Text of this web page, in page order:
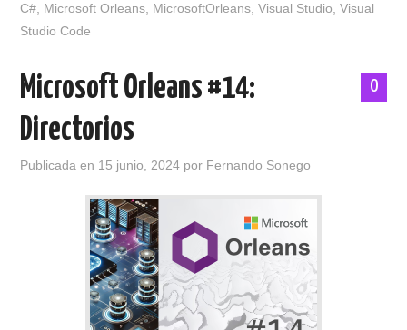
C#, Microsoft Orleans, MicrosoftOrleans,Visual Studio,Visual
Studio Code
0
Microsoft Orleans #14:
Directorios
Publicada en 15 junio, 2024 por Fernando Sonego